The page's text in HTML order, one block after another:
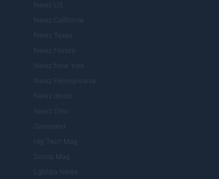
Newz US
Newz California
Newz Texas
Newz Florida
Newz New York
Newz Pennsylvania
Newz Illinois
Newz Ohio
Gameland
Hig Tech Mag
Scoop Mag
Lgbtqia News